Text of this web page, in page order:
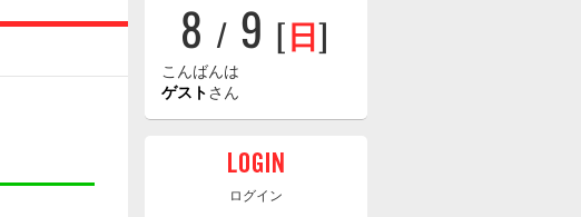
8 / 9 [日]
こんばんは
ゲストさん
ログイン